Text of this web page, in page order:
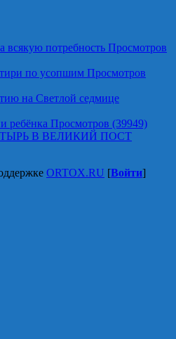
всякую потребность Просмотров
по усопшим Просмотров
на Светлой седмице
ребёнка Просмотров (39949)
В ВЕЛИКИЙ ПОСТ
ORTOX.RU [Войти]